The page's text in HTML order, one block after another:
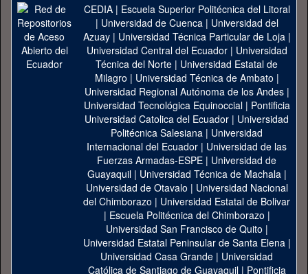
CEDIA| Escuela Superior Politécnica del Litoral
| Universidad de Cuenca| Universidad del
Azuay| Universidad Técnica Particular de Loja|
Universidad Central del Ecuador| Universidad
Técnica del Norte | Universidad Estatal de
Milagro | Universidad Técnica de Ambato |
Universidad Regional Autónoma de los Andes|
Universidad Tecnológica Equinoccial| Pontificia
Universidad Catolica del Ecuador | Universidad
Politécnica Salesiana | Universidad
Internacional del Ecuador | Universidad de las
Fuerzas Armadas-ESPE | Universidad de
Guayaquil| Universidad Técnica de Machala|
Universidad de Otavalo | Universidad Nacional
del Chimborazo | Universidad Estatal de Bolivar
| Escuela Politécnica del Chimborazo |
Universidad San Francisco de Quito |
Universidad Estatal Peninsular de Santa Elena|
Universidad Casa Grande | Universidad
Católica de Santiago de Guayaquil| Pontificia